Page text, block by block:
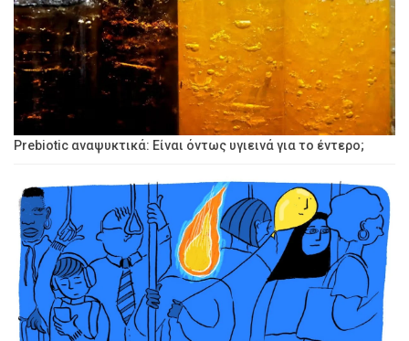
Prebiotic αναψυκτικά: Είναι όντως υγιεινά για το έντερο;